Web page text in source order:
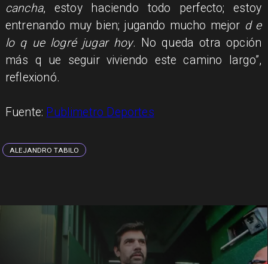
cancha, estoy haciendo todo perfecto; estoy
entrenando muy bien; jugando mucho mejor d e
lo q ue logré jugar hoy. No queda otra opción
más q ue seguir viviendo este camino largo”,
reflexionó.
Fuente: Publimetro Deportes
ALEJANDRO TABILO